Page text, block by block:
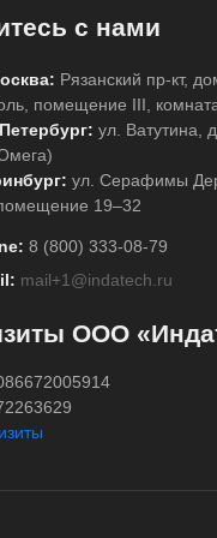
с нами
Рязанский пр-кт,
помещение III,
ул. Ватутина,
ул. Серафимы
19–32
8 (800) 333-08-79
mail+1@indatech.ru
ООО